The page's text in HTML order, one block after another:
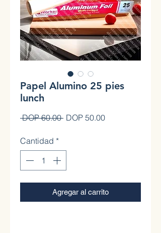
Papel Alumino 25 pies
lunch
DOP 60.00 Precio
DOP 50.00Precio de oferta
Cantidad *
Agregar al carrito